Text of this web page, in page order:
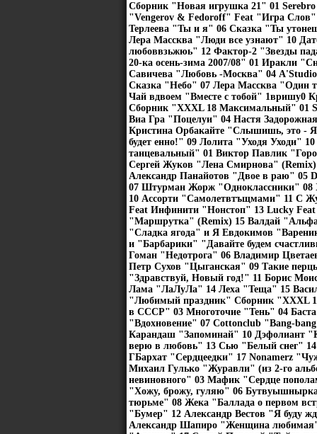
Сборник "Новая игрушка 21" 01
"Vengerov & Fedoroff" Feat "Игра
Терлеева "Ты и я" 06 Сказка "Ты
Лера Массква "Люди все узнают" 10
любоввзьжюь" 12 Фактор-2 "Звезды
20-ка осень-зима 2007/08" 01
Савичева "Любовь -Москва" 04
Сказка "Небо" 07 Лера Массква "Один
Чай вдвоем "Вместе с тобой"
Сборник "XXXL 18 Максимальный" 01
Виа Гра "Поцелуи" 04 Настя
Кристина Орбакайте "Слышишь, это -
будет енно!" 09 Лолита "Уходя Уходи"
танцевальный" 01 Виктор Павлик
Сергей Жуков "Лена Смирнова"
Александр Панайотов "Двое в раю" 05
07 Штурман Жорж "Одноклассники" 08
10 Ассорти "Самолетвтъщмами" 11 С
Feat Инфинити "Нонстоп" 13 Lucky
"Маршрутка" (Remix) 15 Валдай
"Сладка ягода" и Я Евдокимов
и "Барбарики" "Давайте будем
Гоман "Недотрога" 06 Владимир
Петр Сухов "Цыганская" 09 Такие
"Здравствуй, Новый год!" 11 Борис
Лама "ЛаЛуЛа" 14 Леха "Теща" 15
"Любимый праздник" Сборник "XXXL
в СССР" 03 Многоточие "Тень" 04
"Вдохновение" 07 Cottonclub "Bang-
Карандаш "Запоминай" 10 Дэфолиант
верю в любовь" 13 Сью "Белый снег"
ГБархат "Сердцеедки" 17 Nonamerz
Михаил Гулько "Журавли" (из 2-го
невиновного" 03 Мафик "Сердце
"Хожу, брожу, гуляю" 06
тюрьме" 08 Жека "Баллада о первом
"Бумер" 12 Александр Вестов "Я буду
Александр Шапиро "Женщина